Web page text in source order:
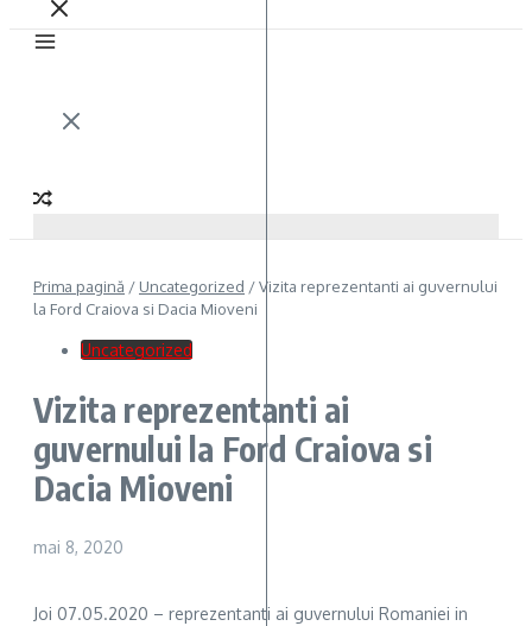
Prima pagină / Uncategorized /Vizita reprezentanti ai guvernului
la Ford Craiova si Dacia Mioveni
Uncategorized
Vizita reprezentanti ai
guvernului la Ford Craiova si
Dacia Mioveni
mai 8, 2020
Joi 07.05.2020 – reprezentanti ai guvernului Romaniei in